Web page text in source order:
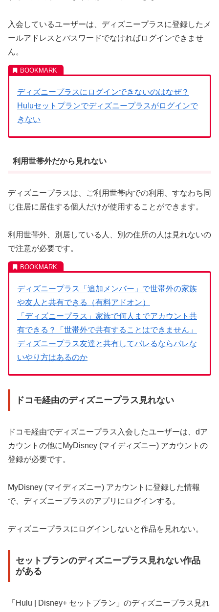
入会しているユーザーは、ディズニープラスに登録したメ
ールアドレスとパスワードでなければログインできませ
ん。
ディズニープラスにログインできないのはなぜ？
Huluセットプランでディズニープラスがログインで
きない
利用世帯外だから見れない
ディズニープラスは、ご利用世帯内での利用、すなわち同
じ住居に居住する個人だけが使用することができます。
利用世帯外、別居している人、別の住所の人は見れないの
で注意が必要です。
ディズニープラス「追加メンバー」で世帯外の家族
や友人と共有できる（有料アドオン）
「ディズニープラス」家族で何人までアカウント共
有できる？「世帯外で共有することはできません」
ディズニープラス友達と共有してバレるならバレな
いやり方はあるのか
ドコモ経由のディズニープラス見れない
ドコモ経由でディズニープラス入会したユーザーは、dア
カウントの他にMyDisney (マイディズニー) アカウントの
登録が必要です。
MyDisney (マイディズニー) アカウントに登録した情報
で、ディズニープラスのアプリにログインする。
ディズニープラスにログインしないと作品を見れない。
セットプランのディズニープラス見れない作品
がある
「Hulu | Disney+ セットプラン」のディズニープラス見れ